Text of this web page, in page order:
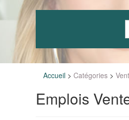
Accueil > Catégories >
Emplois